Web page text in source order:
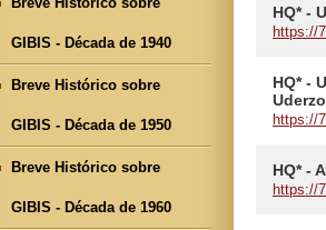
HQ* -
https://
HQ* -
Uderzo
https://
HQ* -
https://
GIBIS - Década de 1940
Breve Histórico sobre
GIBIS - Década de 1950
Breve Histórico sobre
GIBIS - Década de 1960